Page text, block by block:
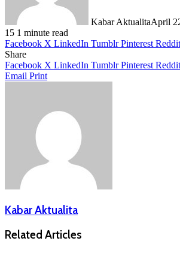
Kabar AktualitaApril
15 1 minute read
Facebook X LinkedIn Tumblr Pinterest Reddit
Share
Facebook X LinkedIn Tumblr Pinterest Reddit
Email Print
Kabar Aktualita
Related Articles